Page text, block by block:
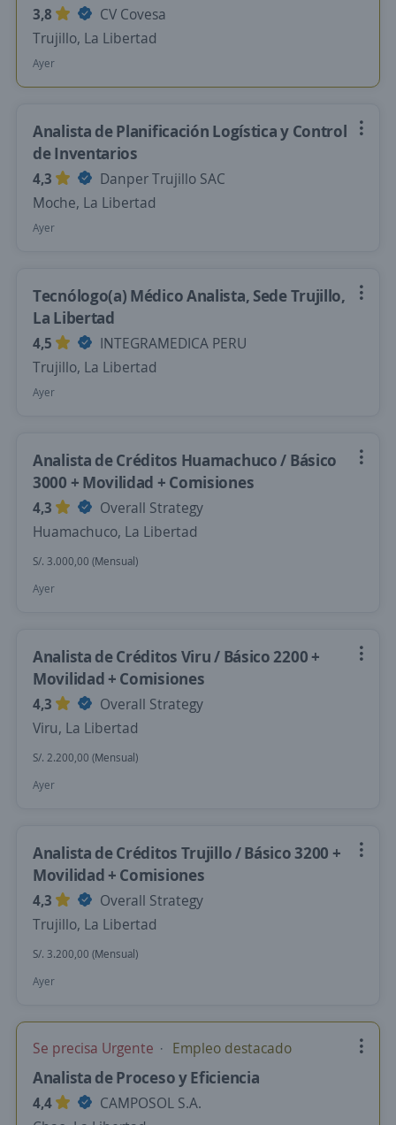
3,8
CV Covesa
Trujillo, La Libertad
Ayer
Analista de Planificación Logística y Control
de Inventarios
4,3
Danper Trujillo SAC
Moche, La Libertad
Ayer
Tecnólogo(a) Médico Analista, Sede Trujillo,
La Libertad
4,5
INTEGRAMEDICA PERU
Trujillo, La Libertad
Ayer
Analista de Créditos Huamachuco / Básico
3000 + Movilidad + Comisiones
4,3
Overall Strategy
Huamachuco, La Libertad
S/. 3.000,00 (Mensual)
Ayer
Analista de Créditos Viru / Básico 2200 +
Movilidad + Comisiones
4,3
Overall Strategy
Viru, La Libertad
S/. 2.200,00 (Mensual)
Ayer
Analista de Créditos Trujillo / Básico 3200 +
Movilidad + Comisiones
4,3
Overall Strategy
Trujillo, La Libertad
S/. 3.200,00 (Mensual)
Ayer
Se precisa Urgente Empleo destacado
Analista de Proceso y Eficiencia
4,4
CAMPOSOL S.A.